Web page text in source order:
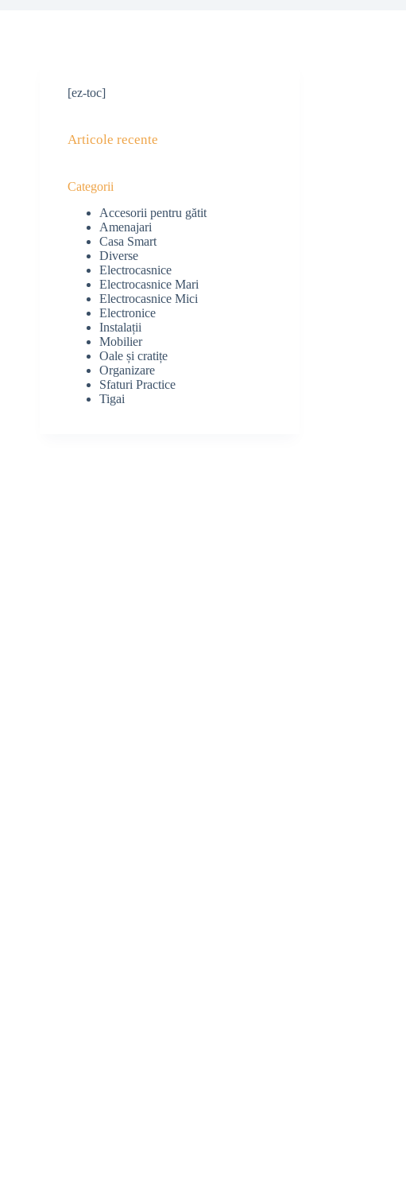
[ez-toc]
Articole recente
Categorii
Accesorii pentru gătit
Amenajari
Casa Smart
Diverse
Electrocasnice
Electrocasnice Mari
Electrocasnice Mici
Electronice
Instalații
Mobilier
Oale și cratițe
Organizare
Sfaturi Practice
Tigai